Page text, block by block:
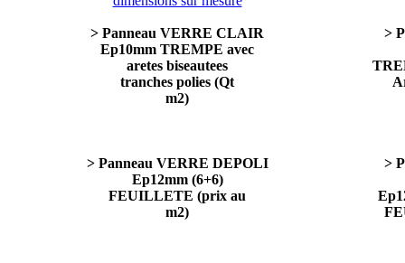
> Panneau VERRE CLAIR
Ep10mm TREMPE avec
aretes biseautees
tranches polies (Qt
m2)
>
> Panneau VERRE DEPOLI
Ep12mm (6+6)
FEUILLETE (prix au
m2)
>